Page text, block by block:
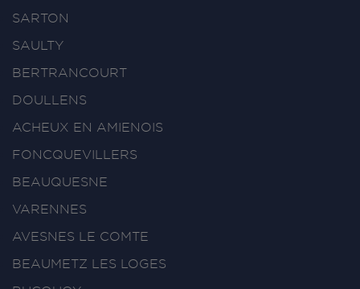
SARTON
SAULTY
BERTRANCOURT
DOULLENS
ACHEUX EN AMIENOIS
FONCQUEVILLERS
BEAUQUESNE
VARENNES
AVESNES LE COMTE
BEAUMETZ LES LOGES